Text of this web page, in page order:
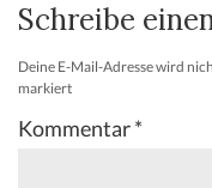
Schreibe
Deine E-Mail-Adresse wird
markiert
Kommentar*